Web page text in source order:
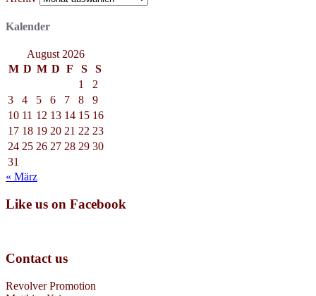
Kalender
August 2026
M D M D F S
S
1
2
3
4 5 6 7 8
9
10 11 12 13 14 15 16
17 18 19 20 21 22 23
24 25 26 27 28 29 30
31
« März
Like us on Facebook
Contact us
Revolver Promotion